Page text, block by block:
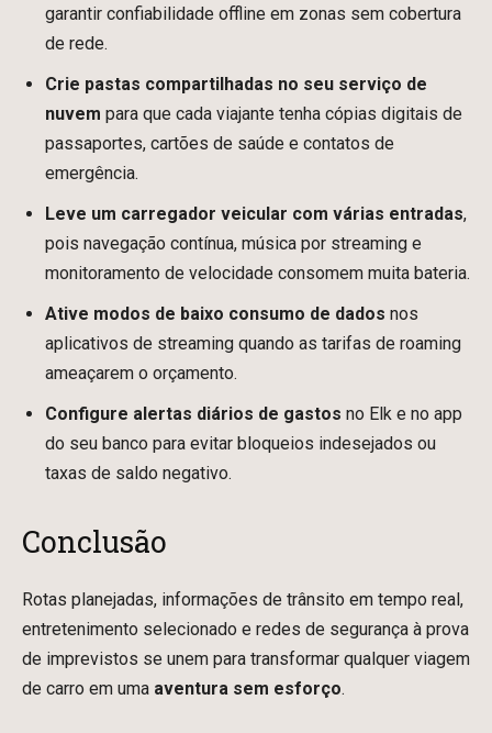
garantir confiabilidade offline em zonas sem cobertura
de rede.
Crie pastas compartilhadas no seu serviço de
nuvem para que cada viajante tenha cópias digitais de
passaportes, cartões de saúde e contatos de
emergência.
Leve um carregador veicular com várias entradas,
pois navegação contínua, música por streaming e
monitoramento de velocidade consomem muita bateria.
Ative modos de baixo consumo de dados nos
aplicativos de streaming quando as tarifas de roaming
ameaçarem o orçamento.
Configure alertas diários de gastos no Elk e no app
do seu banco para evitar bloqueios indesejados ou
taxas de saldo negativo.
Conclusão
Rotas planejadas, informações de trânsito em tempo real,
entretenimento selecionado e redes de segurança à prova
de imprevistos se unem para transformar qualquer viagem
de carro em uma aventura sem esforço.